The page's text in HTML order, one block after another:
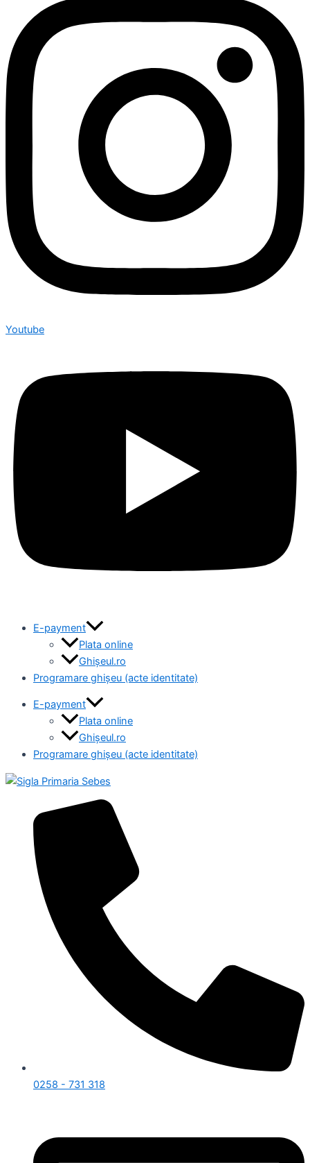
Youtube
E-payment
Plata online
Ghișeul.ro
Programare ghișeu (acte identitate)
E-payment
Plata online
Ghișeul.ro
Programare ghișeu (acte identitate)
0258 - 731 318